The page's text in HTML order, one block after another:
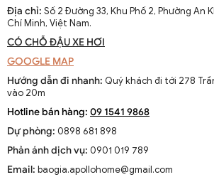
Địa chỉ: Số 2 Đường 33, Khu Phố 2, Phường An
Chí Minh, Việt Nam.
CÓ CHỖ ĐẬU XE HƠI
GOOGLE MAP
Hướng dẫn đi nhanh: Quý khách đi tới 278
vào 20m
Hotline bán hàng: 09 1541 9868
Dự phòng: 0898 681 898
Phản ánh dịch vụ: 0901 019 789
Email: baogia.apollohome@gmail.com